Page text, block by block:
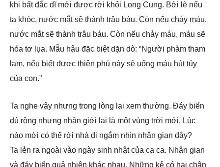
khi bất đắc dĩ mới được rời khỏi Long Cung. Bởi lẽ nếu
ta khóc, nước mắt sẽ thành trâu báu. Còn nếu chảy máu,
nước mắt sẽ thành trâu báu. Còn nếu chảy máu, máu sẽ
hóa tơ lụa. Mẫu hậu đặc biệt dặn dò: “Người phàm tham
lam, nếu biết được thiên phú này sẽ uống máu hút tủy
của con.”
Ta nghe vậy nhưng trong lòng lại xem thường. Đáy biển
dù rộng nhưng nhân giới lại là một vùng trời mới. Lúc
nào mới có thể rời nhà đi ngắm nhìn nhân gian đây?
Ta lẻn ra ngoài vào ngày sinh nhật của ca ca. Nhân gian
và đáy biển quả nhiên khác nhau. Những kẻ có hai chân